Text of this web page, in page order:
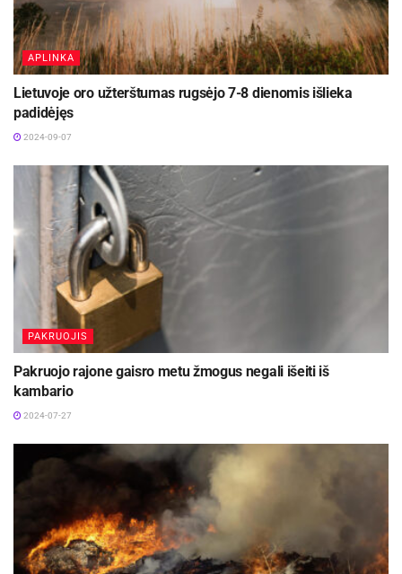
APLINKA
Lietuvoje oro užterštumas rugsėjo 7-8 dienomis išlieka
padidėjęs
2024-09-07
PAKRUOJIS
Pakruojo rajone gaisro metu žmogus negali išeiti iš
kambario
2024-07-27